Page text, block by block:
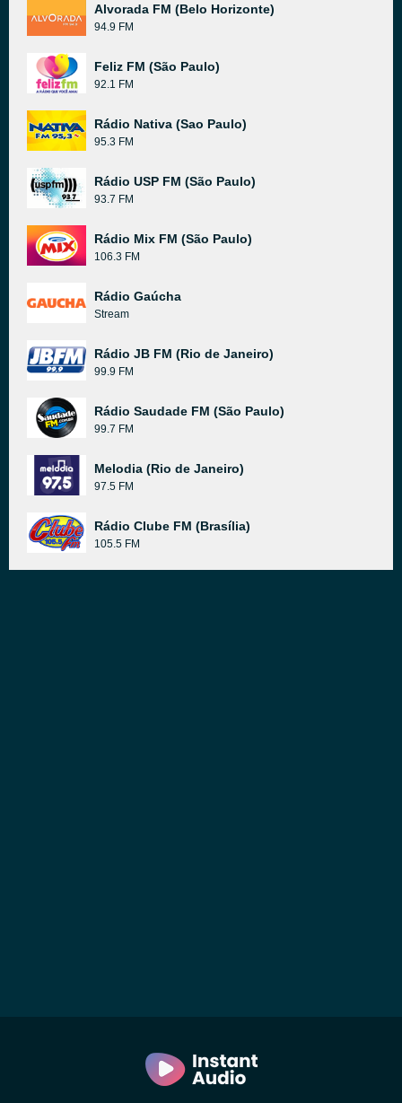
Alvorada FM (Belo Horizonte)
94.9 FM
Feliz FM (São Paulo)
92.1 FM
Rádio Nativa (Sao Paulo)
95.3 FM
Rádio USP FM (São Paulo)
93.7 FM
Rádio Mix FM (São Paulo)
106.3 FM
Rádio Gaúcha
Stream
Rádio JB FM (Rio de Janeiro)
99.9 FM
Rádio Saudade FM (São Paulo)
99.7 FM
Melodia (Rio de Janeiro)
97.5 FM
Rádio Clube FM (Brasília)
105.5 FM